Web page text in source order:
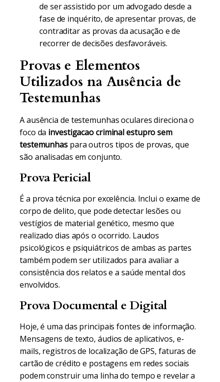
de ser assistido por um advogado desde a
fase de inquérito, de apresentar provas, de
contraditar as provas da acusação e de
recorrer de decisões desfavoráveis.
Provas e Elementos
Utilizados na Ausência de
Testemunhas
A ausência de testemunhas oculares direciona o
foco da investigacao criminal estupro sem
testemunhaspara outros tipos de provas, que
são analisadas em conjunto.
Prova Pericial
É a prova técnica por excelência. Inclui o exame de
corpo de delito, que pode detectar lesões ou
vestígios de material genético, mesmo que
realizado dias após o ocorrido. Laudos
psicológicos e psiquiátricos de ambas as partes
também podem ser utilizados para avaliar a
consistência dos relatos e a saúde mental dos
envolvidos.
Prova Documental e Digital
Hoje, é uma das principais fontes de informação.
Mensagens de texto, áudios de aplicativos, e-
mails, registros de localização de GPS, faturas de
cartão de crédito e postagens em redes sociais
podem construir uma linha do tempo e revelar a